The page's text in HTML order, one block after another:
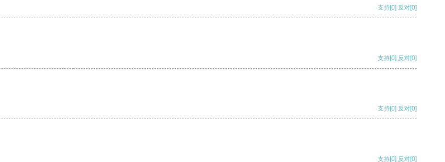
支持[0] 反对[0]
支持[0] 反对[0]
支持[0] 反对[0]
支持[0] 反对[0]